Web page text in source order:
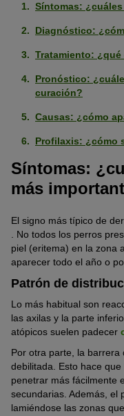
Síntomas:
Diagnóstico:
Tratamiento:
Pronóstico:
curación?
Causas: ¿cómo
Profilaxis: ¿cómo
Síntomas:
más
El signo más típico de
. No todos los perros
piel (eritema) en la zona
aparecer todo el año o
Patrón de
Lo más habitual son
las axilas y la parte
atópicos suelen padecer
Por otra parte, la barrera
debilitada. Esto hace
penetrar más fácilmente
secundarias. Además, el
lamiéndose las zonas